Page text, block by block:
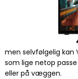
men selvfølgelig kan
som lige netop
eller på væggen.